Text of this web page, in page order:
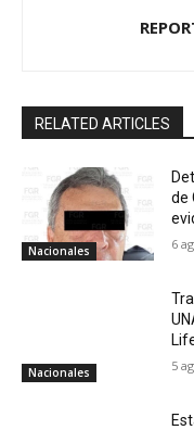
RELATED ARTICLES
Nacionales
de
6
Nacionales 5